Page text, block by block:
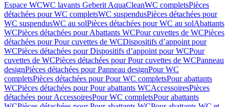
Espace WCWC lavants Geberit AquaCleanWC completsPièces
détachées pour WC completsWC suspendusPièces détachées pour
WC suspendusWC au solPièces détachées pour WC au solAbattants
WCPièces détachées pour Abattants WCPour cuvettes de WCPièces
détachées pour Pour cuvettes de WCDispositifs d’appoint pour
WCPièces détachées pour Dispositifs d’appoint pour WCPour
cuvettes de WCPièces détachées pour Pour cuvettes de WCPanneau
designPièces détachées pour Panneau designPour WC
completsPièces détachées pour Pour WC completsPour abattants
WCPièces détachées pour Pour abattants WCAccessoiresPièces
détachées pour AccessoiresPour WC completsPour abattants